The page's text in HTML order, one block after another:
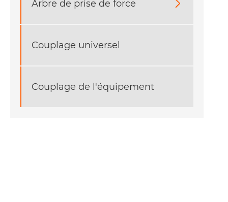
Arbre de prise de force 
Couplage universel
Couplage de l'équipement